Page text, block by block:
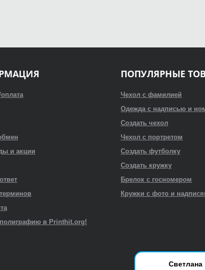
Светлана
и акции
полиграфию в Printhit.org!
ПОПУЛЯРНЫЕ
Чехол с фамилией
Одежда с надписью и
Создать чехол
Чехол с портретом
Создать футболку
Создать кружку
Брелок с госномером
Кружки с фото и